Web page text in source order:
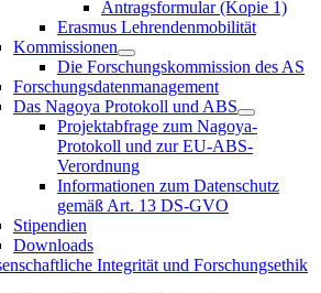
Antragsformular (Kopie 1)
Erasmus Lehrendenmobilität
Kommissionen
Die Forschungskommission des AS
Forschungsdatenmanagement
Das Nagoya Protokoll und ABS
Projektabfrage zum Nagoya-
Protokoll und zur EU-ABS-
Verordnung
Informationen zum Datenschutz
gemäß Art. 13 DS-GVO
Stipendien
Downloads
Integrität und Forschungsethik